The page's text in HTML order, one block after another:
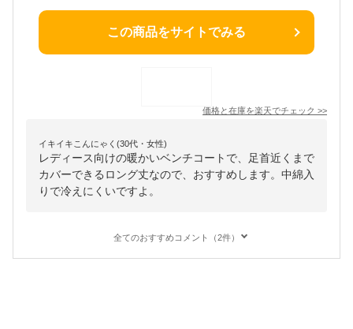
この商品をサイトでみる
価格と在庫を楽天でチェック >>
イキイキこんにゃく(30代・女性)
レディース向けの暖かいベンチコートで、足首近くまで
カバーできるロング丈なので、おすすめします。中綿入
りで冷えにくいですよ。
全てのおすすめコメント（2件）